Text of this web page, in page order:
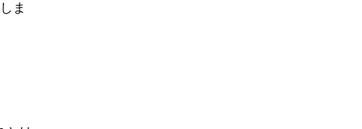
ま